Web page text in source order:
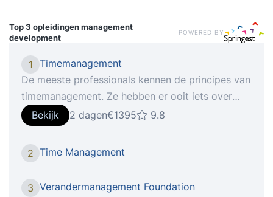
Top 3 opleidingenmanagement
development
POWERED BY
1 Timemanagement
De meeste professionals kennen de principes van
timemanagement. Ze hebben er ooit iets over
gelezen of zelfs een training gevolgd. Toch
vervallen velen na korte tijd weer in hun oude
werkpatronen. De reden? Ze richten zich op trucs
en tools in plaats van op gedrag. In de training
Bekijk 2 dagen€1395 9.8
2 Time Management
3 Verandermanagement Foundation